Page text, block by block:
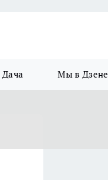
Дача Мы в Дзене